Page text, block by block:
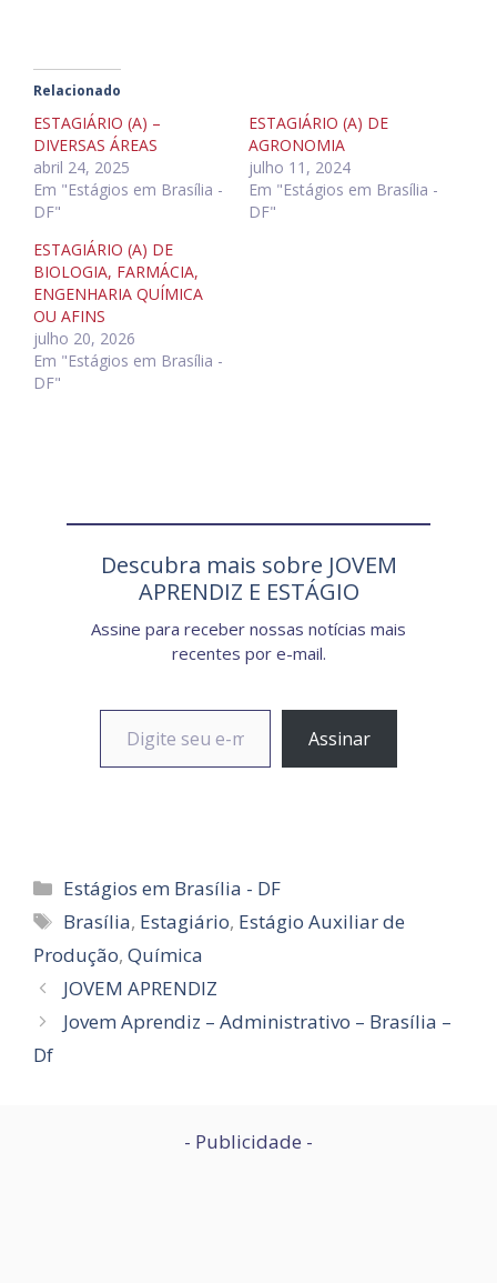
Relacionado
ESTAGIÁRIO (A) –
DIVERSAS ÁREAS
abril 24, 2025
Em "Estágios em Brasília -
DF"
ESTAGIÁRIO (A) DE
AGRONOMIA
julho 11, 2024
Em "Estágios em Brasília -
DF"
ESTAGIÁRIO (A) DE
BIOLOGIA, FARMÁCIA,
ENGENHARIA QUÍMICA
OU AFINS
julho 20, 2026
Em "Estágios em Brasília -
DF"
Descubra mais sobre JOVEM
APRENDIZ E ESTÁGIO
Assine para receber nossas notícias mais
recentes por e-mail.
Digite seu e-mail…
Assinar
Categorias
Estágios em Brasília - DF
Tags
Brasília, Estagiário, Estágio Auxiliar de
Produção, Química
JOVEM APRENDIZ
Jovem Aprendiz – Administrativo – Brasília –
Df
- Publicidade -